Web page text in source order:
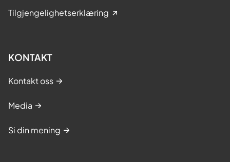
Tilgjengelighetserklæring
KONTAKT
Kontakt oss
Media
Si din mening